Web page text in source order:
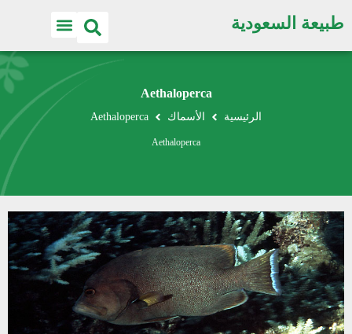
طبيعة السعودية
Aethaloperca
الرئيسية الأسماك Aethaloperca
Aethaloperca